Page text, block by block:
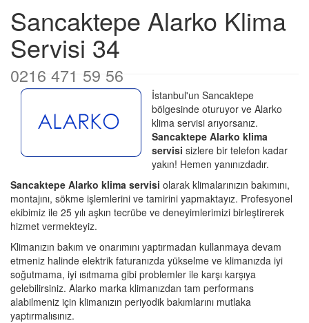
Sancaktepe Alarko Klima
Servisi 34
0216 471 59 56
İstanbul'un Sancaktepe
bölgesinde oturuyor ve Alarko
klima servisi arıyorsanız.
Sancaktepe Alarko klima
servisi sizlere bir telefon kadar
yakın! Hemen yanınızdadır.
Sancaktepe Alarko klima servisi olarak klimalarınızın bakımını,
montajını, sökme işlemlerini ve tamirini yapmaktayız. Profesyonel
ekibimiz ile 25 yılı aşkın tecrübe ve deneyimlerimizi birleştirerek
hizmet vermekteyiz.
Klimanızın bakım ve onarımını yaptırmadan kullanmaya devam
etmeniz halinde elektrik faturanızda yükselme ve klimanızda iyi
soğutmama, iyi ısıtmama gibi problemler ile karşı karşıya
gelebilirsiniz. Alarko marka klimanızdan tam performans
alabilmeniz için klimanızın periyodik bakımlarını mutlaka
yaptırmalısınız.